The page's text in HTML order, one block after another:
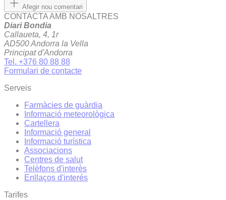
Afegir nou comentari
CONTACTA AMB NOSALTRES
Diari Bondia
Callaueta, 4, 1r
AD500 Andorra la Vella
Principat d'Andorra
Tel. +376 80 88 88
Formulari de contacte
Serveis
Farmàcies de guàrdia
Informació meteorològica
Cartellera
Informació general
Informació turística
Associacions
Centres de salut
Telèfons d'interès
Enllaços d'interés
Tarifes